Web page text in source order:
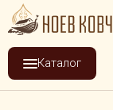
Каталог